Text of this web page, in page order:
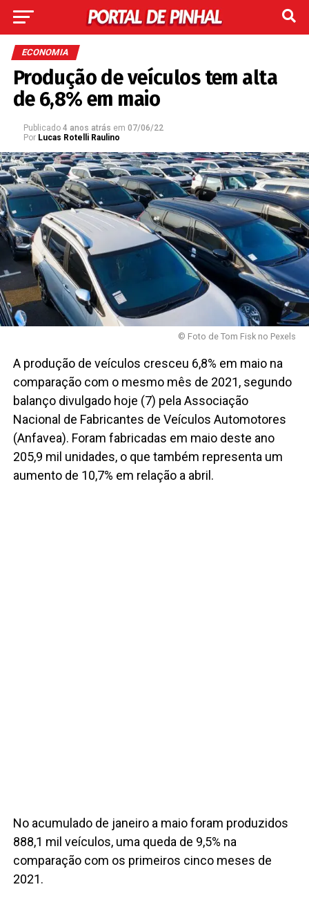
ECONOMIA
Produção de veículos tem alta
de 6,8% em maio
Publicado 4 anos atrás em 07/06/22
Por Lucas Rotelli Raulino
© Foto de Tom Fisk no Pexels
A produção de veículos cresceu 6,8% em maio na
comparação com o mesmo mês de 2021, segundo
balanço divulgado hoje (7) pela Associação
Nacional de Fabricantes de Veículos Automotores
(Anfavea). Foram fabricadas em maio deste ano
205,9 mil unidades, o que também representa um
aumento de 10,7% em relação a abril.
No acumulado de janeiro a maio foram produzidos
888,1 mil veículos, uma queda de 9,5% na
comparação com os primeiros cinco meses de
2021.